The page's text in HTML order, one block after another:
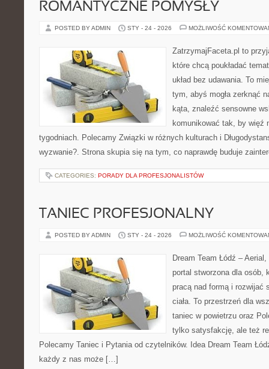
ROMANTYCZNE POMYSŁY
POSTED BY ADMIN STY - 24 - 2026 MOŻLIWOŚĆ
ZatrzymajFaceta.pl to
które chcą poukładać
układ bez udawania. To
tym, abyś mogła zerknąć
kąta, znaleźć sensowne
komunikować tak, by więź
tygodniach. Polecamy Związki w różnych kulturach i
wyzwanie?. Strona skupia się na tym, co naprawdę buduje
CATEGORIES: PORADY DLA PROFESJONALISTÓW
TANIEC PROFESJONALNY
POSTED BY ADMIN STY - 24 - 2026 MOŻLIWOŚĆ
Dream Team Łódź –
portal stworzona dla osób,
pracą nad formą i rozwijać
ciała. To przestrzeń dla
taniec w powietrzu oraz
tylko satysfakcję, ale też
Polecamy Taniec i Pytania od czytelników. Idea Dream Team
każdy z nas może […]